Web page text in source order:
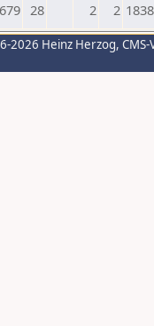
28 2 2 1838
2026 Heinz Herzog,